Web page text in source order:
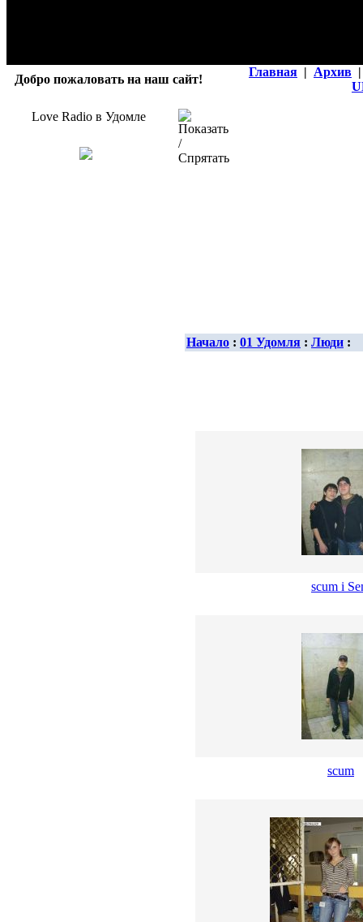
Добро пожаловать на наш сайт!
Главная | Архив |
Love Radio в Удомле
Начало : 01 Удомля : Люди :
scum i
scum